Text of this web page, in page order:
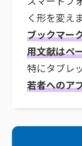
く形を変え
ブックマー
用文献はペ
特にタブレ
若者へのア